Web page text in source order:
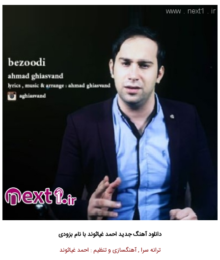
دانلود آهنگ جدیداحمد غیاثوند با نام بزودی
ترانه سرا , آهنگسازی و تنظیم : احمد غیاثوند